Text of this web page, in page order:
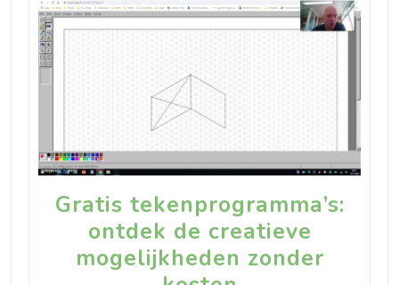
Gratis tekenprogramma’s:
ontdek de creatieve
mogelijkheden zonder